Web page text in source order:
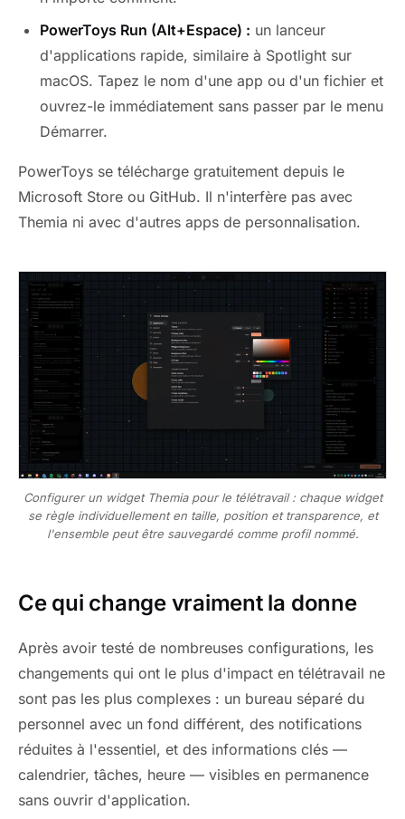
PowerToys Run (Alt+Espace) : un lanceur
d'applications rapide, similaire à Spotlight sur
macOS. Tapez le nom d'une app ou d'un fichier et
ouvrez-le immédiatement sans passer par le menu
Démarrer.
PowerToys se télécharge gratuitement depuis le
Microsoft Store ou GitHub. Il n'interfère pas avec
Themia ni avec d'autres apps de personnalisation.
Configurer un widget Themia pour le télétravail : chaque widget
se règle individuellement en taille, position et transparence, et
l'ensemble peut être sauvegardé comme profil nommé.
Ce qui change vraiment la donne
Après avoir testé de nombreuses configurations, les
changements qui ont le plus d'impact en télétravail ne
sont pas les plus complexes : un bureau séparé du
personnel avec un fond différent, des notifications
réduites à l'essentiel, et des informations clés —
calendrier, tâches, heure — visibles en permanence
sans ouvrir d'application.